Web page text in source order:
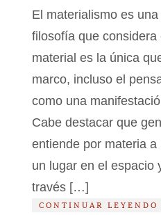
El materialismo es
filosofía que considera
material es la única
marco, incluso el
como una
Cabe destacar que
entiende por materia
un lugar en el espacio
través […]
CONTINUAR LEYENDO